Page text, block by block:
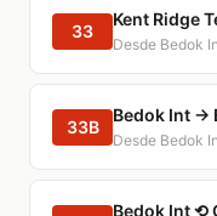
33
Kent Ridge
Desde Bedok
33B
Bedok Int →
Desde Bedok
Bedok Int ⟲